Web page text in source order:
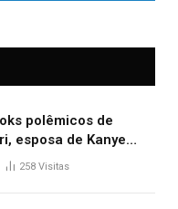
polêmicos de
esposa de Kanye
nua no Grammy
258 Visitas